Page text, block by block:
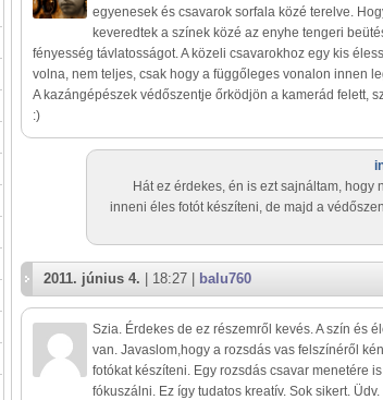
egyenesek és csavarok sorfala közé terelve.
keveredtek a színek közé az enyhe tengeri
fényesség távlatosságot. A közeli csavarokhoz egy kis
volna, nem teljes, csak hogy a függőleges vonalon innen
A kazángépészek védőszentje őrködjön a kamerád felett,
:)
Hát ez érdekes, én is ezt sajnáltam, hogy
inneni éles fotót készíteni, de majd a
2011. június 4. | 18:27 | balu760
Szia. Érdekes de ez részemről kevés. A szín és
van. Javaslom,hogy a rozsdás vas felszínéről
fotókat készíteni. Egy rozsdás csavar menetére
fókuszálni. Ez így tudatos kreatív. Sok sikert. Üdv.